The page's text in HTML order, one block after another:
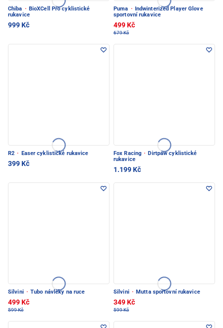
Chiba · BioXCell Pro cyklistické
rukavice
999 Kč
Puma ·
Indwinterized Player Glove
sportovní rukavice
499 Kč
679 Kč
R2 · Easer cyklistické rukavice
399 Kč
Fox Racing · Dirtpaw cyklistické
rukavice
1.199 Kč
Silvini · Tubo návleky na ruce
499 Kč
599 Kč
Silvini · Mutta sportovní rukavice
349 Kč
599 Kč